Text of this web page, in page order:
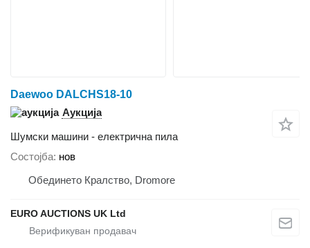
Daewoo DALCHS18-10
Аукција
Шумски машини - електрична пила
Состојба нов
Обединето Кралство, Dromore
EURO AUCTIONS UK Ltd